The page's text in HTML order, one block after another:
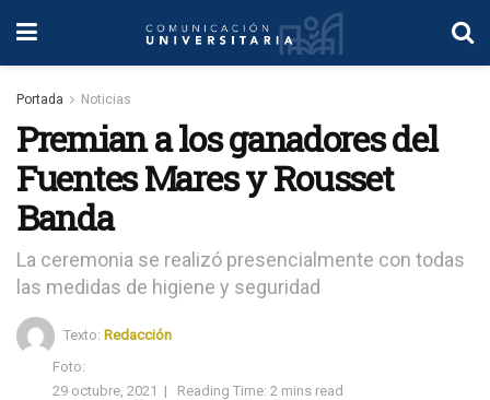
Portada Noticias
Premian a los ganadores del
Fuentes Mares y Rousset
Banda
La ceremonia se realizó presencialmente con todas
las medidas de higiene y seguridad
Texto: Redacción
Foto:
29 octubre, 2021 | Reading Time: 2 mins read